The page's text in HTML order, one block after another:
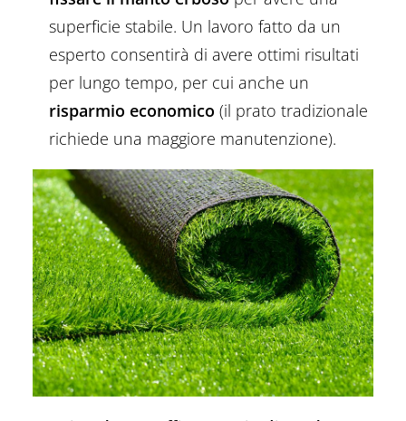
superficie stabile. Un lavoro fatto da un
esperto consentirà di avere ottimi risultati
per lungo tempo, per cui anche un
risparmio economico (il prato tradizionale
richiede una maggiore manutenzione).